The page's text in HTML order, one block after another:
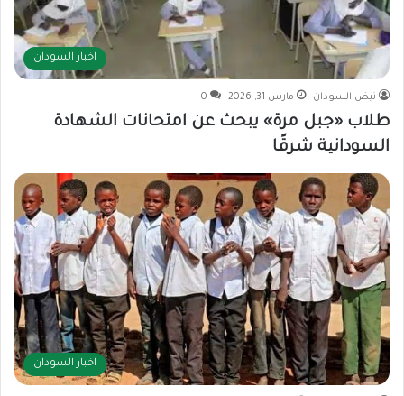
اخبار السودان
نبض السودان مارس 31, 2026 0
طلاب «جبل مرة» يبحث عن امتحانات الشهادة
السودانية شرقًا
اخبار السودان